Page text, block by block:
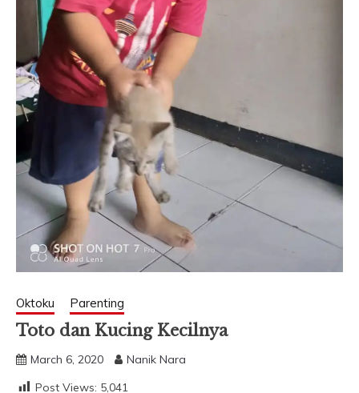
Oktoku Parenting
Toto dan Kucing Kecilnya
March 6, 2020
Nanik Nara
Post Views: 5,041